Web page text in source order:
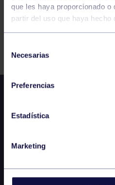
que les haya proporcionado o
partir del uso que haya hecho
Necesarias
Preferencias
Estadística
Marketing